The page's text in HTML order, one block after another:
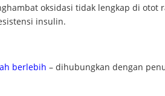
oksidasi tidak lengkap di otot
insulin.
berlebih – dihubungkan dengan